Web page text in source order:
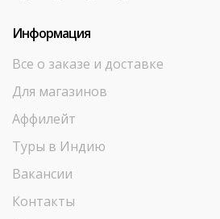
Информация
Все о заказе и доставке
Для магазинов
Аффилейт
Туры в Индию
Вакансии
Контакты